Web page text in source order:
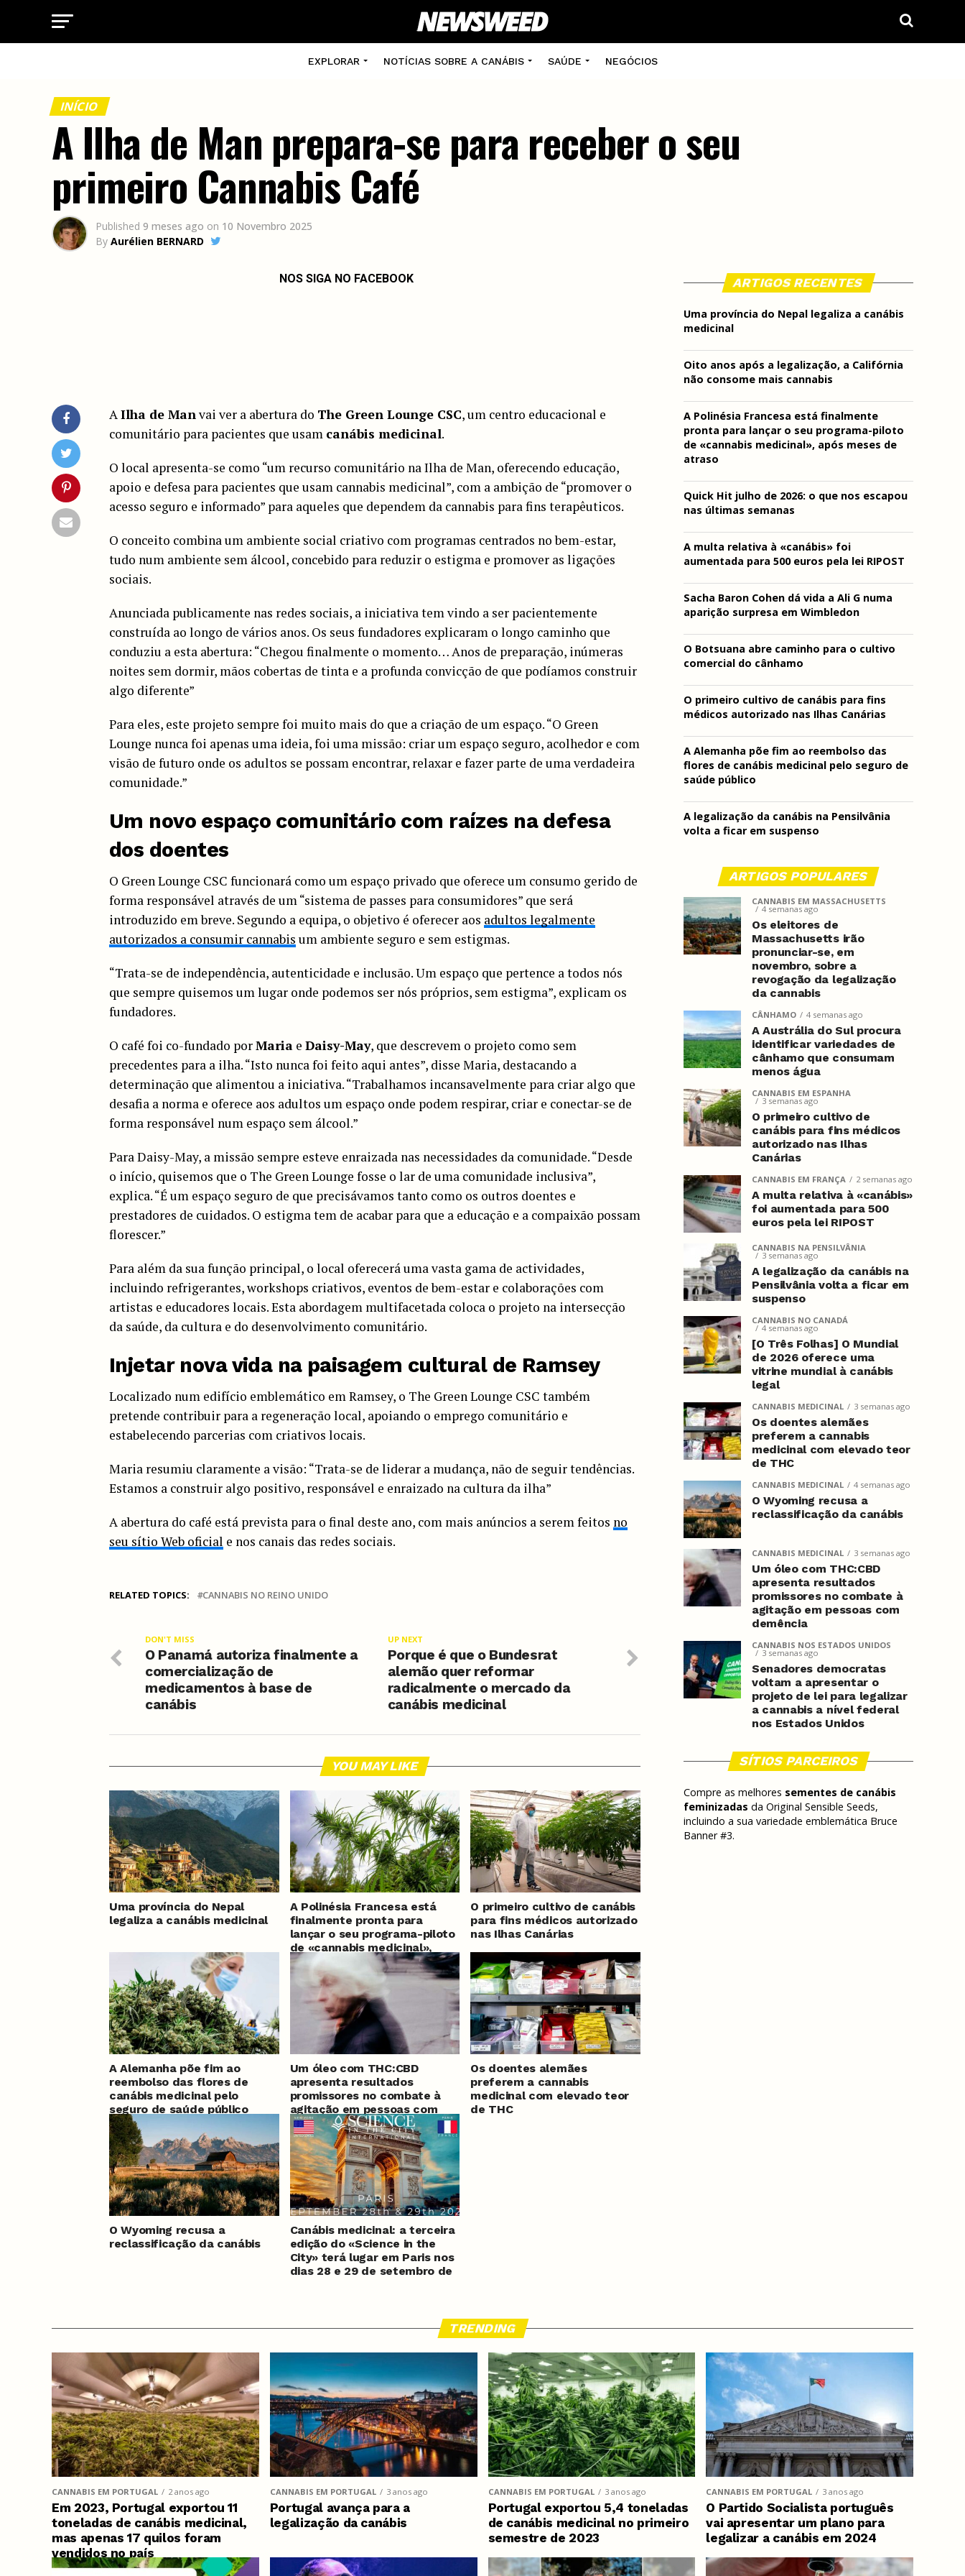
EXPLORAR NOTÍCIAS SOBRE A CANÁBIS SAÚDE NEGÓCIOS
INÍCIO
A Ilha de Man prepara-se para receber o seu
primeiro Cannabis Café
Published 9 meses ago on 10 Novembro 2025
By Aurélien BERNARD
NOS SIGA NO FACEBOOK
AIlha de Manvai ver a abertura do The Green Lounge CSC, um centro educacional e
comunitário para pacientes que usam canábis medicinal.
O local apresenta-se como “um recurso comunitário na Ilha de Man, oferecendo educação,
apoio e defesa para pacientes que usam cannabis medicinal”, com a ambição de “promover o
acesso seguro e informado” para aqueles que dependem da cannabis para fins terapêuticos.
O conceito combina um ambiente social criativo com programas centrados no bem-estar,
tudo num ambiente sem álcool, concebido para reduzir o estigma e promover as ligações
sociais.
Anunciada publicamente nas redes sociais, a iniciativa tem vindo a ser pacientemente
construída ao longo de vários anos. Os seus fundadores explicaram o longo caminho que
conduziu a esta abertura: “Chegou finalmente o momento… Anos de preparação, inúmeras
noites sem dormir, mãos cobertas de tinta e a profunda convicção de que podíamos construir
algo diferente”
Para eles, este projeto sempre foi muito mais do que a criação de um espaço. “O Green
Lounge nunca foi apenas uma ideia, foi uma missão: criar um espaço seguro, acolhedor e com
visão de futuro onde os adultos se possam encontrar, relaxar e fazer parte de uma verdadeira
comunidade.”
Um novo espaço comunitário com raízes na defesa
dos doentes
O Green Lounge CSC funcionará como um espaço privado que oferece um consumo gerido de
forma responsável através de um “sistema de passes para consumidores” que será
introduzido em breve. Segundo a equipa, o objetivo é oferecer aos adultos legalmente
autorizados a consumir cannabis um ambiente seguro e sem estigmas.
“Trata-se de independência, autenticidade e inclusão. Um espaço que pertence a todos nós
que sempre quisemos um lugar onde podemos ser nós próprios, sem estigma”, explicam os
fundadores.
O café foi co-fundado porMaria e Daisy-May, que descrevem o projeto como sem
precedentes para a ilha. “Isto nunca foi feito aqui antes”, disse Maria, destacando a
determinação que alimentou a iniciativa. “Trabalhamos incansavelmente para criar algo que
desafia a norma e oferece aos adultos um espaço onde podem respirar, criar e conectar-se de
forma responsável num espaço sem álcool.”
Para Daisy-May, a missão sempre esteve enraizada nas necessidades da comunidade. “Desde
o início, quisemos que o The Green Lounge fosse o lar de uma comunidade inclusiva”,
explica. “É um espaço seguro de que precisávamos tanto como os outros doentes e
prestadores de cuidados. O estigma tem de acabar para que a educação e a compaixão possam
florescer.”
Para além da sua função principal, o local oferecerá uma vasta gama de actividades,
incluindo refrigerantes, workshops criativos, eventos de bem-estar e colaborações com
artistas e educadores locais. Esta abordagem multifacetada coloca o projeto na intersecção
da saúde, da cultura e do desenvolvimento comunitário.
Injetar nova vida na paisagem cultural de Ramsey
Localizado num edifício emblemático em Ramsey, o The Green Lounge CSC também
pretende contribuir para a regeneração local, apoiando o emprego comunitário e
estabelecendo parcerias com criativos locais.
Maria resumiu claramente a visão: “Trata-se de liderar a mudança, não de seguir tendências.
Estamos a construir algo positivo, responsável e enraizado na cultura da ilha”
A abertura do café está prevista para o final deste ano, com mais anúncios a serem feitos no
seu sítio Web oficial e nos canais das redes sociais.
RELATED TOPICS: CANNABIS NO REINO UNIDO
UP NEXT
Porque é que o Bundesrat
alemão quer reformar
radicalmente o mercado da
canábis medicinal
DON'T MISS
O Panamá autoriza finalmente a
comercialização de
medicamentos à base de
canábis
YOU MAY LIKE
Uma província do Nepal
legaliza a canábis medicinal
A Polinésia Francesa está
finalmente pronta para
lançar o seu programa-piloto
de «cannabis medicinal»,
após meses de atraso
O primeiro cultivo de canábis
para fins médicos autorizado
nas Ilhas Canárias
A Alemanha põe fim ao
reembolso das flores de
canábis medicinal pelo
seguro de saúde público
Um óleo com THC:CBD
apresenta resultados
promissores no combate à
agitação em pessoas com
demência
Os doentes alemães
preferem a cannabis
medicinal com elevado teor
de THC
O Wyoming recusa a
reclassificação da canábis
Canábis medicinal: a terceira
edição do «Science in the
City» terá lugar em Paris nos
dias 28 e 29 de setembro de
ARTIGOS RECENTES
Uma província do Nepal legaliza a canábis
medicinal
Oito anos após a legalização, a Califórnia
não consome mais cannabis
A Polinésia Francesa está finalmente
pronta para lançar o seu programa-piloto
de «cannabis medicinal», após meses de
atraso
Quick Hit julho de 2026: o que nos escapou
nas últimas semanas
A multa relativa à «canábis» foi
aumentada para 500 euros pela lei RIPOST
Sacha Baron Cohen dá vida a Ali G numa
aparição surpresa em Wimbledon
O Botsuana abre caminho para o cultivo
comercial do cânhamo
O primeiro cultivo de canábis para fins
médicos autorizado nas Ilhas Canárias
A Alemanha põe fim ao reembolso das
flores de canábis medicinal pelo seguro de
saúde público
A legalização da canábis na Pensilvânia
volta a ficar em suspenso
ARTIGOS POPULARES
CANNABIS EM MASSACHUSETTS
4 semanas ago
Os eleitores de
Massachusetts irão
pronunciar-se, em
novembro, sobre a
revogação da legalização
da cannabis
CÂNHAMO 4 semanas ago
A Austrália do Sul procura
identificar variedades de
cânhamo que consumam
menos água
CANNABIS EM ESPANHA
3 semanas ago
O primeiro cultivo de
canábis para fins médicos
autorizado nas Ilhas
Canárias
CANNABIS EM FRANÇA 2 semanas ago
A multa relativa à «canábis»
foi aumentada para 500
euros pela lei RIPOST
CANNABIS NA PENSILVÂNIA
3 semanas ago
A legalização da canábis na
Pensilvânia volta a ficar em
suspenso
CANNABIS NO CANADÁ
4 semanas ago
[O Três Folhas] O Mundial
de 2026 oferece uma
vitrine mundial à canábis
legal
CANNABIS MEDICINAL 3 semanas ago
Os doentes alemães
preferem a cannabis
medicinal com elevado teor
de THC
CANNABIS MEDICINAL 4 semanas ago
O Wyoming recusa a
reclassificação da canábis
CANNABIS MEDICINAL 3 semanas ago
Um óleo com THC:CBD
apresenta resultados
promissores no combate à
agitação em pessoas com
demência
CANNABIS NOS ESTADOS UNIDOS
3 semanas ago
Senadores democratas
voltam a apresentar o
projeto de lei para legalizar
a cannabis a nível federal
nos Estados Unidos
SÍTIOS PARCEIROS
Compre as melhores sementes de canábis
feminizadas da Original Sensible Seeds,
incluindo a sua variedade emblemática Bruce
Banner #3.
TRENDING
CANNABIS EM PORTUGAL 2 anos ago
Em 2023, Portugal exportou 11
toneladas de canábis medicinal,
mas apenas 17 quilos foram
vendidos no país
CANNABIS EM PORTUGAL 3 anos ago
Portugal avança para a
legalização da canábis
CANNABIS EM PORTUGAL 3 anos ago
Portugal exportou 5,4 toneladas
de canábis medicinal no primeiro
semestre de 2023
CANNABIS EM PORTUGAL 3 anos ago
O Partido Socialista português
vai apresentar um plano para
legalizar a canábis em 2024